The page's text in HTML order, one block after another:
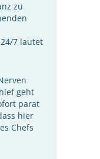
zu
7 lautet
geht
parat
hier
Chefs